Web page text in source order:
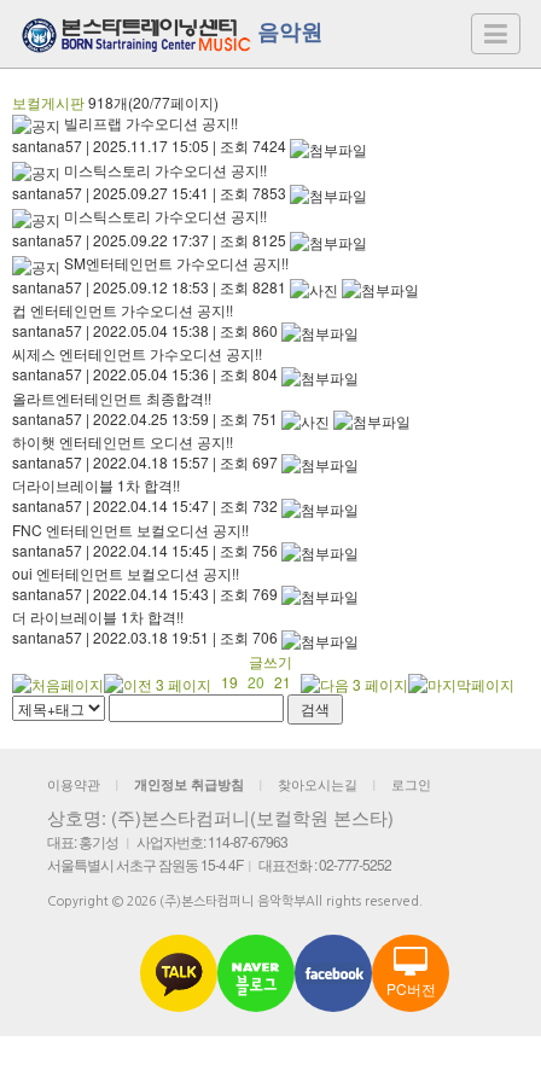
음악원
보컬게시판918개(20/77페이지)
빌리프랩 가수오디션 공지!!
santana57 | 2025.11.17 15:05 | 조회 7424
미스틱스토리 가수오디션 공지!!
santana57 | 2025.09.27 15:41 | 조회 7853
미스틱스토리 가수오디션 공지!!
santana57 | 2025.09.22 17:37 | 조회 8125
SM엔터테인먼트 가수오디션 공지!!
santana57 | 2025.09.12 18:53 | 조회 8281
컵 엔터테인먼트 가수오디션 공지!!
santana57 | 2022.05.04 15:38 | 조회 860
씨제스 엔터테인먼트 가수오디션 공지!!
santana57 | 2022.05.04 15:36 | 조회 804
올라트엔터테인먼트 최종합격!!
santana57 | 2022.04.25 13:59 | 조회 751
하이햇 엔터테인먼트 오디션 공지!!
santana57 | 2022.04.18 15:57 | 조회 697
더라이브레이블 1차 합격!!
santana57 | 2022.04.14 15:47 | 조회 732
FNC 엔터테인먼트 보컬오디션 공지!!
santana57 | 2022.04.14 15:45 | 조회 756
oui 엔터테인먼트 보컬오디션 공지!!
santana57 | 2022.04.14 15:43 | 조회 769
더 라이브레이블 1차 합격!!
santana57 | 2022.03.18 19:51 | 조회 706
글쓰기
19 20 21
이용약관 개인정보 취급방침 찾아오시는길 로그인
상호명: (주)본스타컴퍼니(보컬학원 본스타)
대표: 홍기성
사업자번호: 114-87-67963
서울특별시 서초구 잠원동 15-4 4F
대표전화 : 02-777-5252
Copyright © 2026 (주)본스타컴퍼니 음악학부All rights reserved.
PC버전